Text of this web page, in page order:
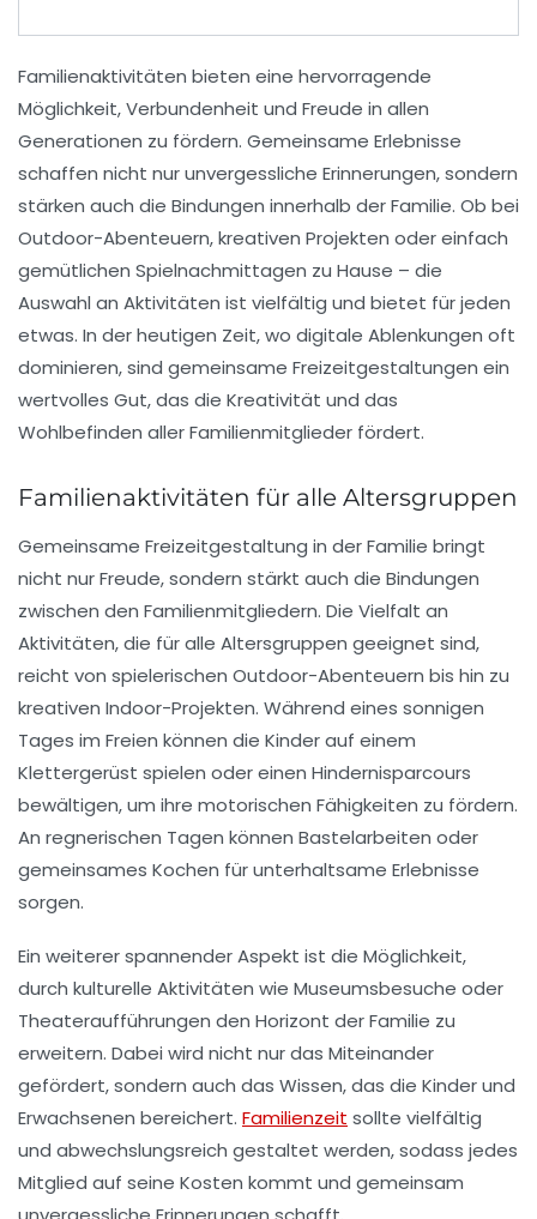
Familienaktivitäten bieten eine hervorragende
Möglichkeit,Verbundenheit und Freude in allen
Generationen zu fördern. Gemeinsame Erlebnisse
schaffen nicht nur unvergessliche Erinnerungen, sondern
stärken auch die Bindungen innerhalb der Familie. Ob bei
Outdoor-Abenteuern,kreativen Projekten oder einfach
gemütlichen Spielnachmittagen zu Hause – die
Auswahl an Aktivitäten ist vielfältig und bietet für jeden
etwas. In der heutigen Zeit, wo digitale Ablenkungen oft
dominieren, sind gemeinsame Freizeitgestaltungen ein
wertvolles Gut, das die Kreativität und das
Wohlbefinden aller Familienmitglieder fördert.
Familienaktivitäten für alle Altersgruppen
Gemeinsame Freizeitgestaltung in der Familie bringt
nicht nur Freude, sondern stärkt auch die Bindungen
zwischen den Familienmitgliedern. Die Vielfalt an
Aktivitäten, die für alle Altersgruppen geeignet sind,
reicht von spielerischen Outdoor-Abenteuern bis hin zu
kreativen Indoor-Projekten. Während eines sonnigen
Tages im Freien können die Kinder auf einem
Klettergerüst spielen oder einen Hindernisparcours
bewältigen, um ihre motorischen Fähigkeiten zu fördern.
An regnerischen Tagen können Bastelarbeiten oder
gemeinsames Kochen für unterhaltsame Erlebnisse
sorgen.
Ein weiterer spannender Aspekt ist die Möglichkeit,
durch kulturelle Aktivitäten wie Museumsbesuche oder
Theateraufführungen den Horizont der Familie zu
erweitern. Dabei wird nicht nur das Miteinander
gefördert, sondern auch das Wissen, das die Kinder und
Erwachsenen bereichert. Familienzeit sollte vielfältig
und abwechslungsreich gestaltet werden, sodass jedes
Mitglied auf seine Kosten kommt und gemeinsam